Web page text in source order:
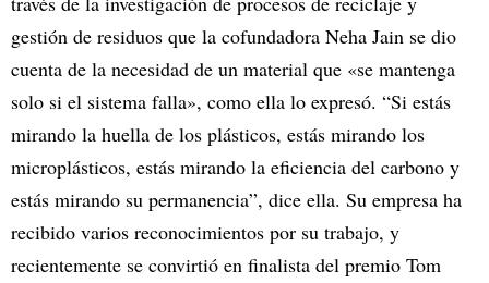
gestión de residuos que la cofundadora Neha Jain se dio
cuenta de la necesidad de un material que «se mantenga
solo si el sistema falla», como ella lo expresó. “Si estás
mirando la huella de los plásticos, estás mirando los
microplásticos, estás mirando la eficiencia del carbono y
estás mirando su permanencia”, dice ella. Su empresa ha
recibido varios reconocimientos por su trabajo, y
recientemente se convirtió en finalista del premio Tom